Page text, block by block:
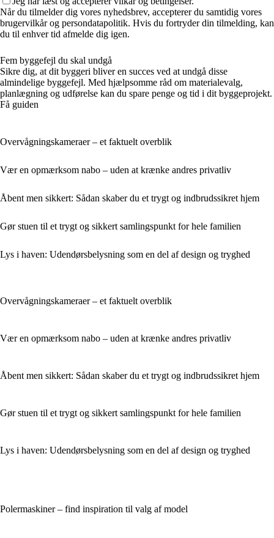
Når du tilmelder dig vores nyhedsbrev, accepterer du samtidig vores
brugervilkår og persondatapolitik. Hvis du fortryder din tilmelding, kan
du til enhver tid afmelde dig igen.
Fem byggefejl du skal undgå
Sikre dig, at dit byggeri bliver en succes ved at undgå disse
almindelige byggefejl. Med hjælpsomme råd om materialevalg,
planlægning og udførelse kan du spare penge og tid i dit byggeprojekt.
Få guiden
Overvågningskameraer – et faktuelt overblik
Vær en opmærksom nabo – uden at krænke andres privatliv
Åbent men sikkert: Sådan skaber du et trygt og indbrudssikret hjem
Gør stuen til et trygt og sikkert samlingspunkt for hele familien
Lys i haven: Udendørsbelysning som en del af design og tryghed
Overvågningskameraer – et faktuelt overblik
Vær en opmærksom nabo – uden at krænke andres privatliv
Åbent men sikkert: Sådan skaber du et trygt og indbrudssikret hjem
Gør stuen til et trygt og sikkert samlingspunkt for hele familien
Lys i haven: Udendørsbelysning som en del af design og tryghed
Polermaskiner – find inspiration til valg af model